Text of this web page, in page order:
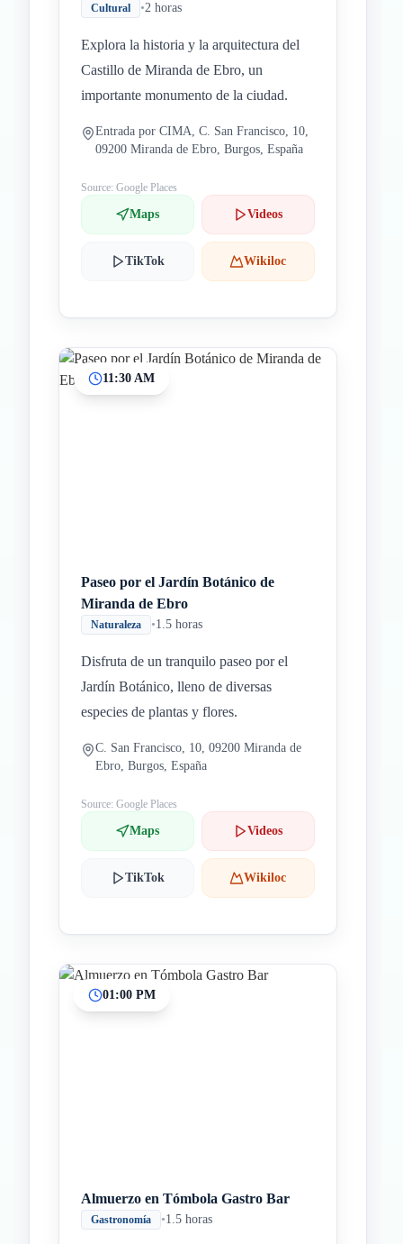
Cultural •2 horas
Explora la historia y la arquitectura del
Castillo de Miranda de Ebro, un
importante monumento de la ciudad.
Entrada por CIMA, C. San Francisco, 10,
09200 Miranda de Ebro, Burgos, España
Source: Google Places
Maps Videos
TikTok Wikiloc
11:30 AM
Paseo por el Jardín Botánico de
Miranda de Ebro
Naturaleza •1.5 horas
Disfruta de un tranquilo paseo por el
Jardín Botánico, lleno de diversas
especies de plantas y flores.
C. San Francisco, 10, 09200 Miranda de
Ebro, Burgos, España
Source: Google Places
Maps Videos
TikTok Wikiloc
01:00 PM
Almuerzo en Tómbola Gastro Bar
Gastronomía •1.5 horas